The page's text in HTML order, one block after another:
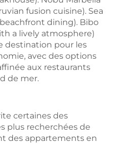
fusion cuisine). Sea
dining). Bibo
a lively atmosphere)
destination pour les
avec des options
aux restaurants
de mer.
certaines des
plus recherchées de
des appartements en